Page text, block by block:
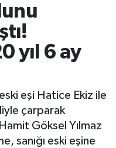
yıl 6 ay
eşi Hatice Ekiz ile
çarparak
Göksel Yılmaz
sanığı eski eşine
Fikstür